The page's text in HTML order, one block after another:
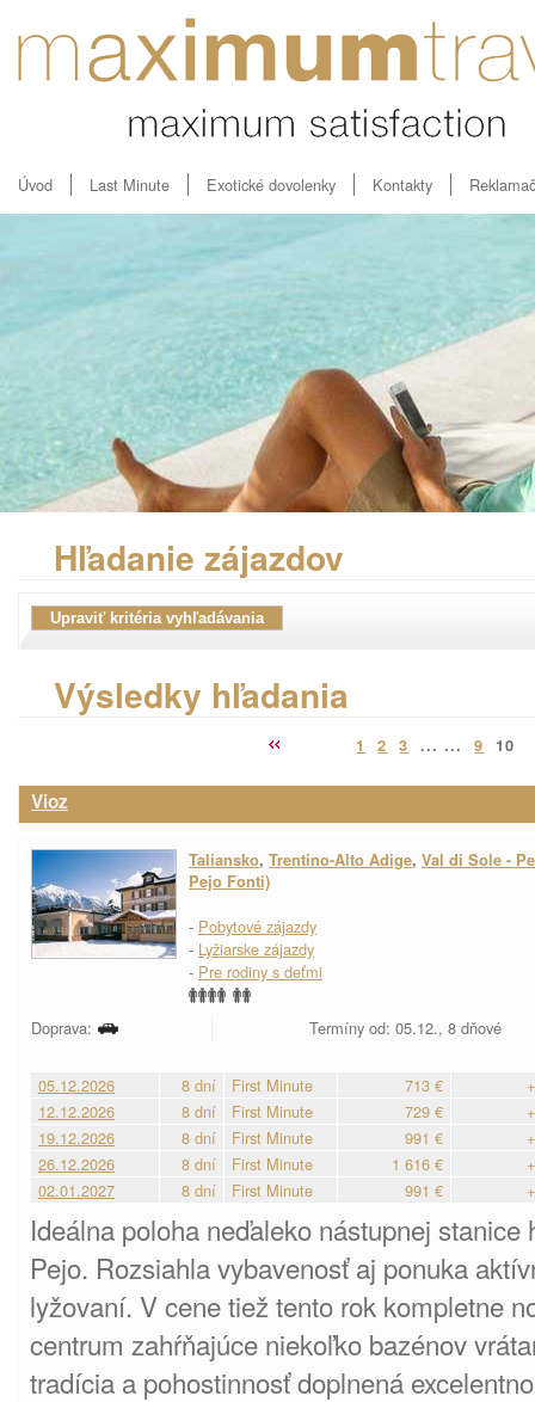
Úvod Last Minute Exotické dovolenky Kontakty
Hľadanie zájazdov
Výsledky hľadania
1 2 3 ... ...9 10
Vioz
Taliansko, Trentino-Alto Adige, Val di Sole -
Pejo Fonti)
- Pobytové zájazdy
- Lyžiarske zájazdy
- Pre rodiny s deťmi
Doprava: Termíny od: 05.12., 8 dňové
05.12.2026 8 dní First Minute 713 €
12.12.2026
8 dní First Minute 729 €
19.12.2026
8 dní First Minute 991 €
26.12.2026
8 dní First Minute 1 616 €
02.01.2027
8 dní First Minute 991 €
Ideálna poloha neďaleko nástupnej
Pejo. Rozsiahla vybavenosť aj ponuka
lyžovaní. V cene tiež tento rok kompletne
centrum zahŕňajúce niekoľko bazénov
tradícia a pohostinnosť doplnená